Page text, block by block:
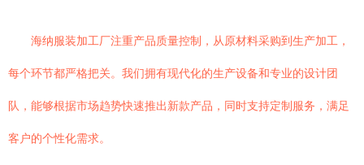
海纳服装加工厂注重产品质量控制，从原材料采购到生产加工，
每个环节都严格把关。我们拥有现代化的生产设备和专业的设计团
队，能够根据市场趋势快速推出新款产品，同时支持定制服务，满足
客户的个性化需求。